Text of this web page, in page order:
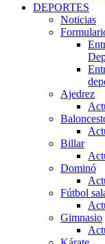
DEPORTES
Noticias
Ajedrez
Billar
Dominó
Fútbol
Gimnasio